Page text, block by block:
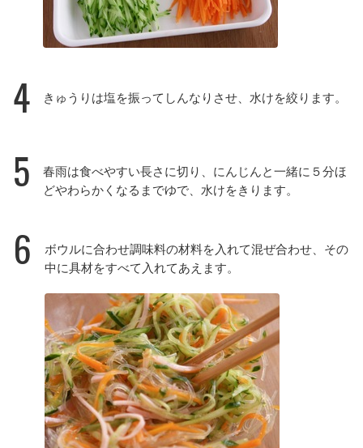
4 きゅうりは塩を振ってしんなりさせ、水けを絞ります。
5
春雨は食べやすい長さに切り、にんじんと一緒に５分ほ
どやわらかくなるまでゆで、水けをきります。
6
ボウルに合わせ調味料の材料を入れて混ぜ合わせ、その
中に具材をすべて入れてあえます。